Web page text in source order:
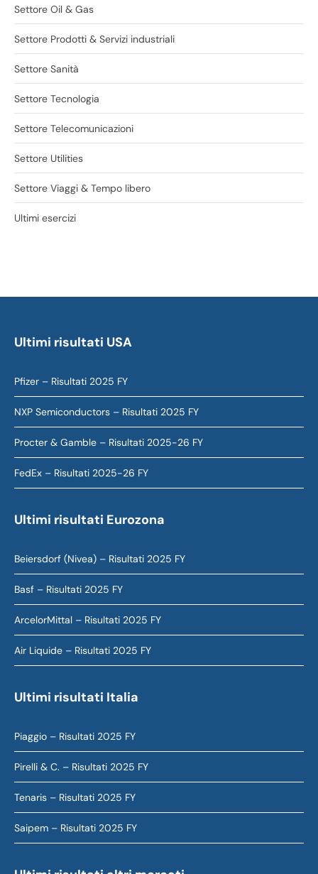
Settore Oil & Gas
Settore Prodotti & Servizi industriali
Settore Sanità
Settore Tecnologia
Settore Telecomunicazioni
Settore Utilities
Settore Viaggi & Tempo libero
Ultimi esercizi
Ultimi risultati USA
Pfizer – Risultati 2025 FY
NXP Semiconductors – Risultati 2025 FY
Procter & Gamble – Risultati 2025-26 FY
FedEx – Risultati 2025-26 FY
Ultimi risultati Eurozona
Beiersdorf (Nivea) – Risultati 2025 FY
Basf – Risultati 2025 FY
ArcelorMittal – Risultati 2025 FY
Air Liquide – Risultati 2025 FY
Ultimi risultati Italia
Piaggio – Risultati 2025 FY
Pirelli & C. – Risultati 2025 FY
Tenaris – Risultati 2025 FY
Saipem – Risultati 2025 FY